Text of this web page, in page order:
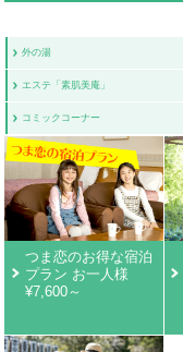
外の湯
エステ「素肌美庵」
コミックコーナー
つま恋のお得な宿泊
プラン お一人様
¥7,600～